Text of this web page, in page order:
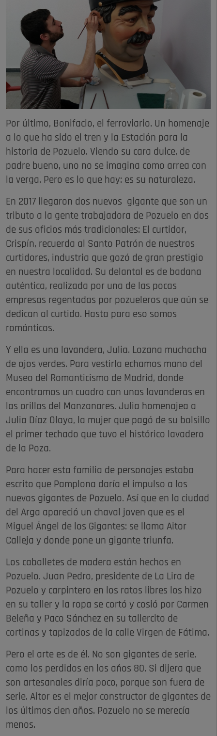
Por último, Bonifacio, el ferroviario. Un homenaje
a lo que ha sido el tren y la Estación para la
historia de Pozuelo. Viendo su cara dulce, de
padre bueno, uno no se imagina como arrea con
la verga. Pero es lo que hay: es su naturaleza.
En 2017 llegaron dos nuevos gigante que son un
tributo a la gente trabajadora de Pozuelo en dos
de sus oficios más tradicionales: El curtidor,
Crispín, recuerda al Santo Patrón de nuestros
curtidores, industria que gozó de gran prestigio
en nuestra localidad. Su delantal es de badana
auténtica, realizada por una de las pocas
empresas regentadas por pozueleros que aún se
dedican al curtido. Hasta para eso somos
románticos.
Y ella es una lavandera, Julia. Lozana muchacha
de ojos verdes. Para vestirla echamos mano del
Museo del Romanticismo de Madrid, donde
encontramos un cuadro con unas lavanderas en
las orillas del Manzanares. Julia homenajea a
Julia Díaz Olaya, la mujer que pagó de su bolsillo
el primer techado que tuvo el histórico lavadero
de la Poza.
Para hacer esta familia de personajes estaba
escrito que Pamplona daría el impulso a los
nuevos gigantes de Pozuelo. Así que en la ciudad
del Arga apareció un chaval joven que es el
Miguel Ángel de los Gigantes: se llama Aitor
Calleja y donde pone un gigante triunfa.
Los caballetes de madera están hechos en
Pozuelo. Juan Pedro, presidente de La Lira de
Pozuelo y carpintero en los ratos libres los hizo
en su taller y la ropa se cortó y cosió por Carmen
Beleña y Paco Sánchez en su tallercito de
cortinas y tapizados de la calle Virgen de Fátima.
Pero el arte es de él. No son gigantes de serie,
como los perdidos en los años 80. Si dijera que
son artesanales diría poco, porque son fuera de
serie. Aitor es el mejor constructor de gigantes de
los últimos cien años. Pozuelo no se merecía
menos.